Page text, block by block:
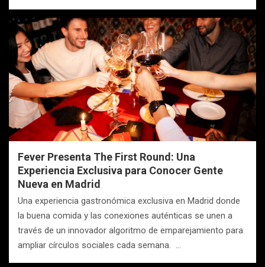
Fever Presenta The First Round: Una
Experiencia Exclusiva para Conocer Gente
Nueva en Madrid
Una experiencia gastronómica exclusiva en Madrid donde
la buena comida y las conexiones auténticas se unen a
través de un innovador algoritmo de emparejamiento para
ampliar círculos sociales cada semana. …